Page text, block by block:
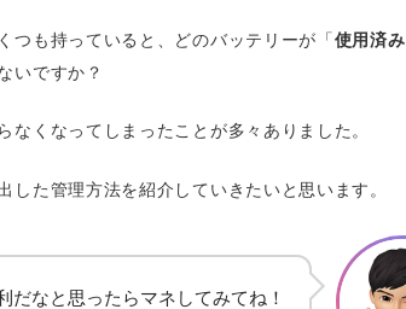
つも持っていると、どのバッテリーが「使用済み
いですか？
くなってしまったことが多々ありました。
た管理方法を紹介していきたいと思います。
だなと思ったらマネしてみてね！